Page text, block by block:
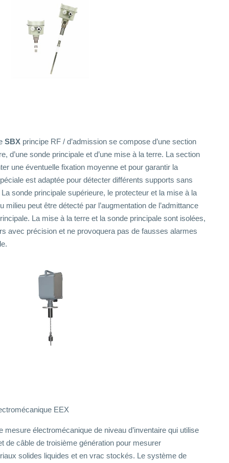
SBXprincipe RF / d’admission se compose d’une section
d’une sonde principale et d’une mise à la terre. La section
une éventuelle fixation moyenne et pour garantir la
est adaptée pour détecter différents supports sans
sonde principale supérieure, le protecteur et la mise à la
peut être détecté par l’augmentation de l’admittance
La mise à la terre et la sonde principale sont isolées,
avec précision et ne provoquera pas de fausses alarmes
EEX
électromécanique de niveau d’inventaire qui utilise
de câble de troisième génération pour mesurer
solides liquides et en vrac stockés. Le système de